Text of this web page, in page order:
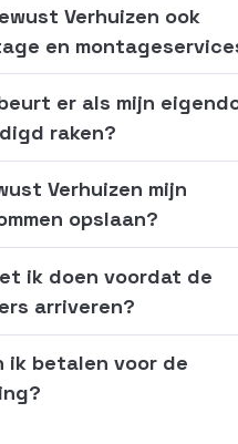
Verhuizen ook
en
er als mijn
raken?
Verhuizen mijn
opslaan?
ik doen voordat de
arriveren?
ik betalen voor de